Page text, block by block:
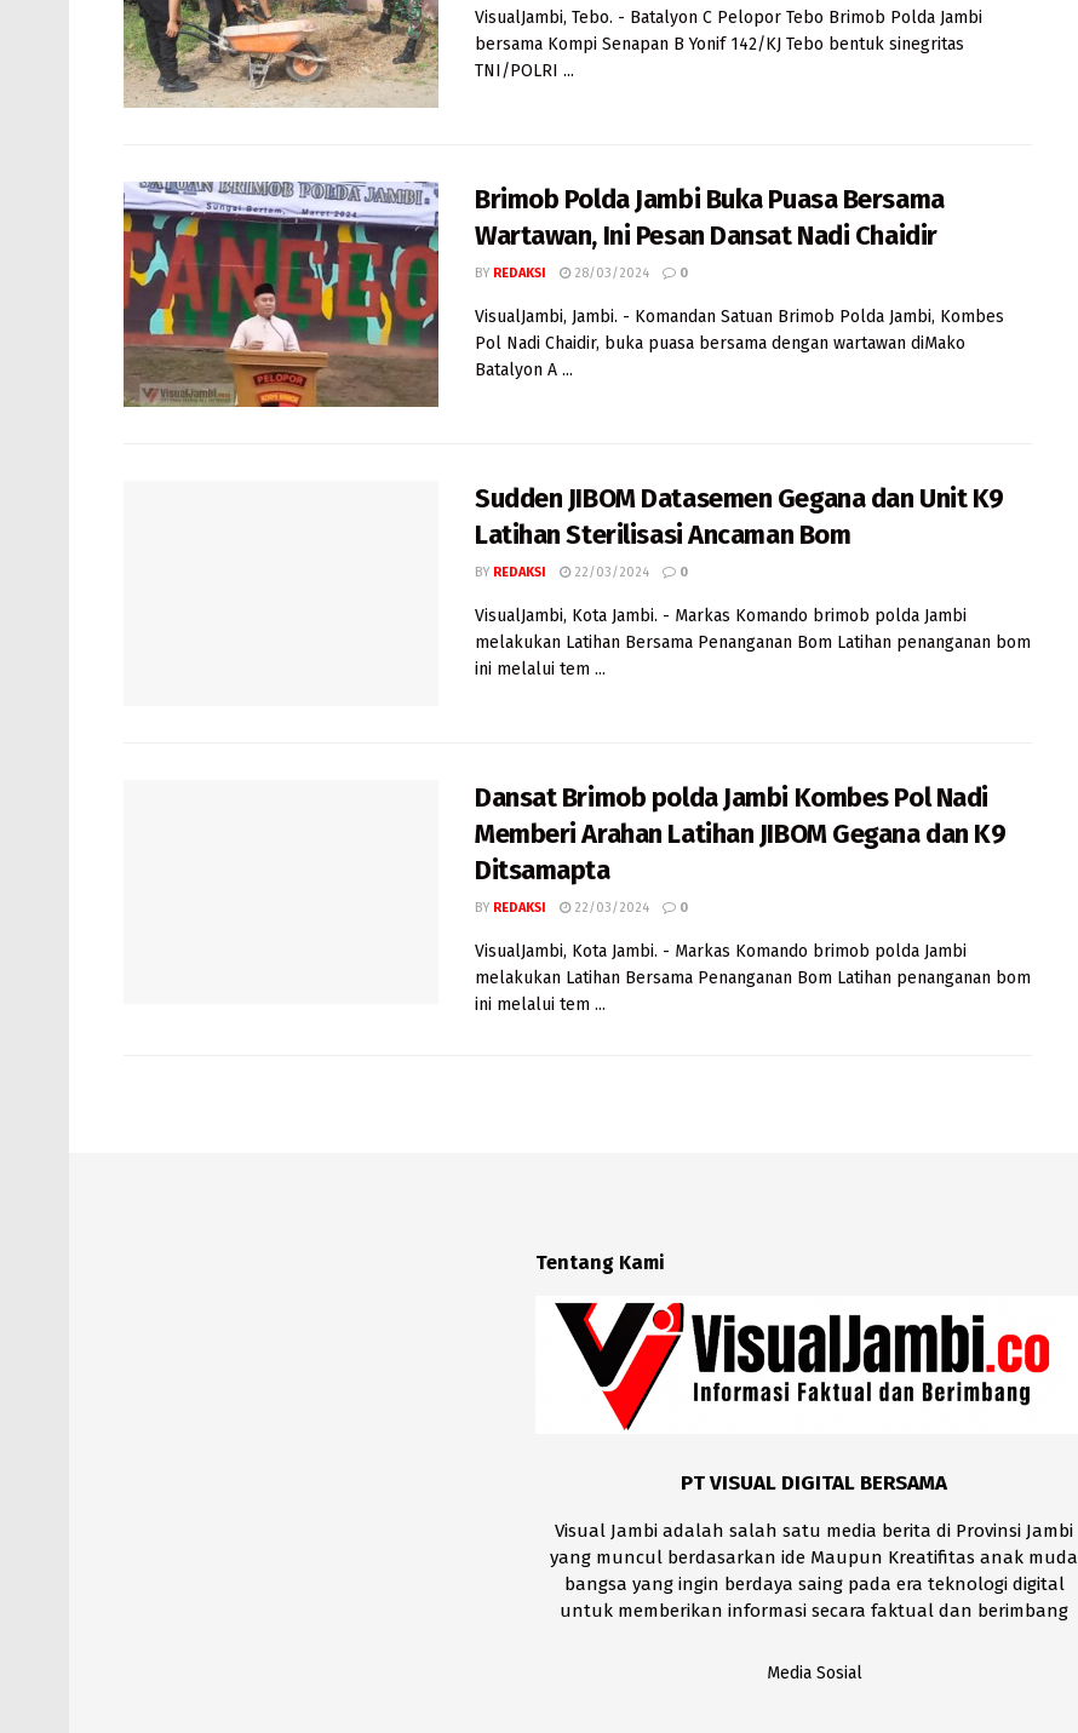
VisualJambi, Tebo. - Batalyon C Pelopor Tebo Brimob Polda Jambi
bersama Kompi Senapan B Yonif 142/KJ Tebo bentuk sinegritas
TNI/POLRI ...
Brimob Polda Jambi Buka Puasa Bersama
Wartawan, Ini Pesan Dansat Nadi Chaidir
BY REDAKSI 28/03/2024 0
VisualJambi, Jambi. - Komandan Satuan Brimob Polda Jambi, Kombes
Pol Nadi Chaidir, buka puasa bersama dengan wartawan diMako
Batalyon A ...
Sudden JIBOM Datasemen Gegana dan Unit K9
Latihan Sterilisasi Ancaman Bom
BY REDAKSI 22/03/2024 0
VisualJambi, Kota Jambi. - Markas Komando brimob polda Jambi
melakukan Latihan Bersama Penanganan Bom Latihan penanganan bom
ini melalui tem ...
Dansat Brimob polda Jambi Kombes Pol Nadi
Memberi Arahan Latihan JIBOM Gegana dan K9
Ditsamapta
BY REDAKSI 22/03/2024 0
VisualJambi, Kota Jambi. - Markas Komando brimob polda Jambi
melakukan Latihan Bersama Penanganan Bom Latihan penanganan bom
ini melalui tem ...
Tentang Kami
PT VISUAL DIGITAL BERSAMA
Visual Jambi adalah salah satu media berita di Provinsi Jambi
yang muncul berdasarkan ide Maupun Kreatifitas anak muda
bangsa yang ingin berdaya saing pada era teknologi digital
untuk memberikan informasi secara faktual dan berimbang
Media Sosial